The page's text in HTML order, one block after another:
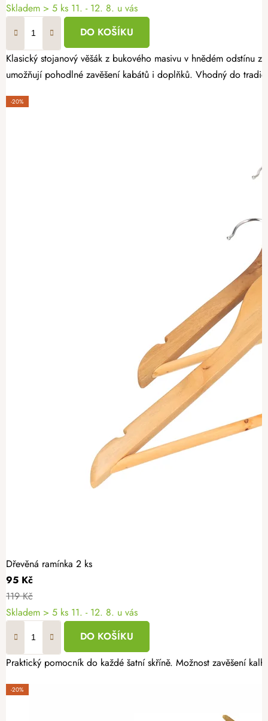
Skladem > 5 ks 11. - 12. 8. u vás
DO KOŠÍKU
Klasický stojanový věšák z bukového masivu v hnědém odstínu
umožňují pohodlné zavěšení kabátů i doplňků. Vhodný do
-20%
Dřevěná ramínka 2 ks
95 Kč
119 Kč
Skladem > 5 ks 11. - 12. 8. u vás
DO KOŠÍKU
Praktický pomocník do každé šatní skříně. Možnost zavěšení
-20%